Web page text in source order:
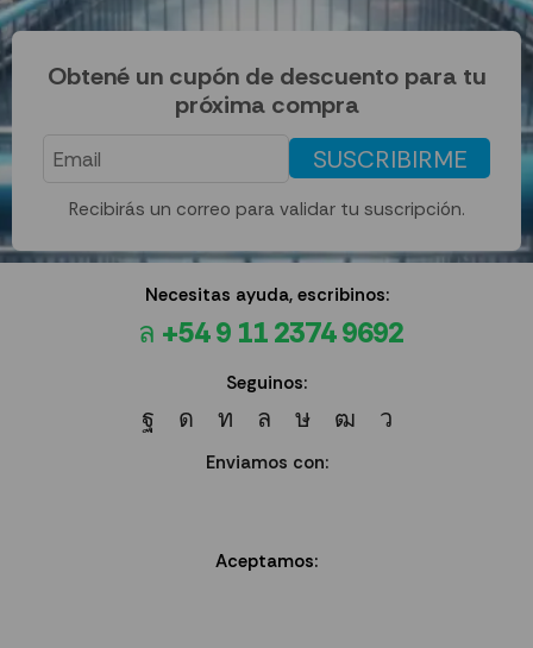
Obtené un cupón de descuento para tu
próxima compra
SUSCRIBIRME
Recibirás un correo para validar tu suscripción.
Necesitas ayuda, escribinos:
+54 9 11 2374 9692
Seguinos:
Enviamos con:
Aceptamos: